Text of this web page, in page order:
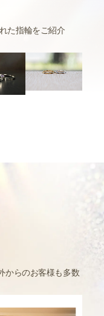
た指輪をご紹介
からのお客様も多数